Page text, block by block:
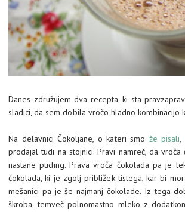
Danes združujem dva recepta, ki sta
sladici, da sem dobila vročo hladno
Na delavnici Čokoljane, o kateri smo že pisali,
prodajal tudi na stojnici. Pravi namreč, da
nastane puding. Prava vroča čokolada pa je
čokolada, ki je zgolj približek tistega, kar bi
mešanici pa je še najmanj čokolade. Iz tega
škroba, temveč polnomastno mleko z